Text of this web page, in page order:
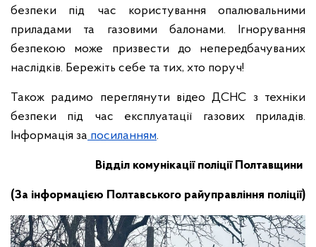
безпеки під час користування опалювальними
приладами та газовими балонами. Ігнорування
безпекою може призвести до непередбачуваних
наслідків. Бережіть себе та тих, хто поруч!
Також радимо переглянути відео ДСНС з техніки
безпеки під час експлуатації газових приладів.
Інформація за посиланням.
Відділ комунікації поліції Полтавщини
(За інформацією Полтавського райуправління поліції)